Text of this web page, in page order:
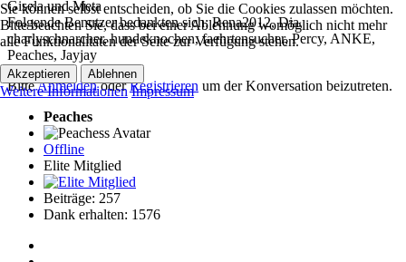
Gisela und Meta
Folgende Benutzer bedankten sich:Rena2012,Dia,
charlyschnarcher,hundeknochen,faehrtensucher,Percy, ANKE,
Peaches, Jayjay
BitteAnmeldenoderRegistrieren um der Konversation beizutreten.
Peaches
Offline
Elite Mitglied
Beiträge: 257
Dank erhalten: 1576
Sie können selbst entscheiden, ob Sie die Cookies zulassen möchten.
Bitte beachten Sie, dass bei einer Ablehnung womöglich nicht mehr
alle Funktionalitäten der Seite zur Verfügung stehen.
Akzeptieren Ablehnen
Weitere Informationen Impressum